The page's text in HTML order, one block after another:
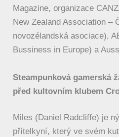
Magazine, organizace
New Zealand Association –
novozélandská asociace),
Bussiness in Europe) a
Steampunková gamerská
před kultovním klubem
Miles (Daniel Radcliffe) je
přítelkyní, který ve svém